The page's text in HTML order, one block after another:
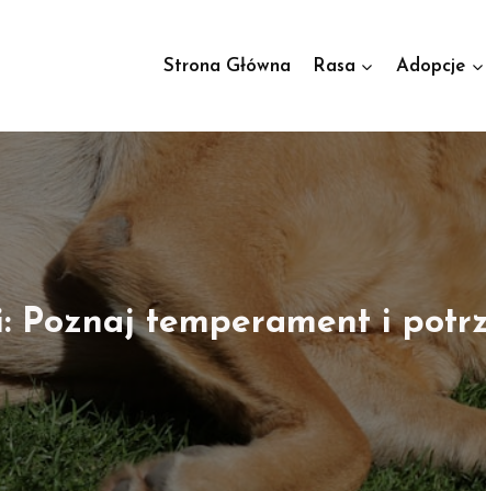
Strona Główna Rasa Adopcje
Poznaj temperament i